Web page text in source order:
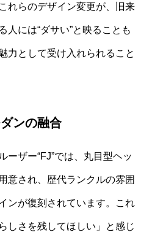
れらのデザイン変更が、旧来
人には“ダサい”と映ることも
力として受け入れられること
ンの融合
ーザー“FJ”では、丸目型ヘッ
意され、歴代ランクルの雰囲
ンが復刻されています。これ
しさを残してほしい」と感じ